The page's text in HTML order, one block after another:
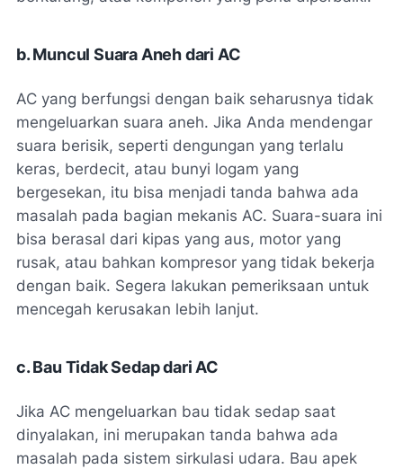
b. Muncul Suara Aneh dari AC
AC yang berfungsi dengan baik seharusnya tidak
mengeluarkan suara aneh. Jika Anda mendengar
suara berisik, seperti dengungan yang terlalu
keras, berdecit, atau bunyi logam yang
bergesekan, itu bisa menjadi tanda bahwa ada
masalah pada bagian mekanis AC. Suara-suara ini
bisa berasal dari kipas yang aus, motor yang
rusak, atau bahkan kompresor yang tidak bekerja
dengan baik. Segera lakukan pemeriksaan untuk
mencegah kerusakan lebih lanjut.
c. Bau Tidak Sedap dari AC
Jika AC mengeluarkan bau tidak sedap saat
dinyalakan, ini merupakan tanda bahwa ada
masalah pada sistem sirkulasi udara. Bau apek